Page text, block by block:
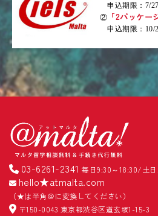
申込期限：7/27
② 「2パッケー
申込期限：10/
03-6261-2341 毎日9:30～18:30/土
hello★atmalta.com
（★は半角＠に変換してください）
〒150-0043 東京都渋谷区道玄坂1-15-3